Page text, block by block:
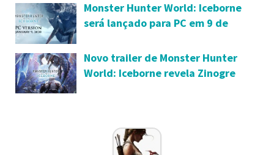
atualização de hoje (5) à noite
Monster Hunter World: Iceborne
será lançado para PC em 9 de
Novo trailer de Monster Hunter
World: Iceborne revela Zinogre